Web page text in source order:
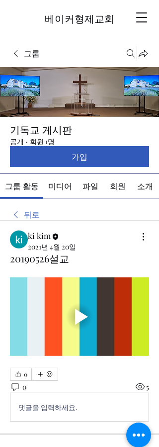
베이커형제교회
그룹
기독교 게시판
공개 · 회원 1명
가입
그룹 활동 미디어 파일 회원 소개
뒤로
ki kim
2021년 4월 20일
20190526설교
0
0 5
댓글을 입력하세요.